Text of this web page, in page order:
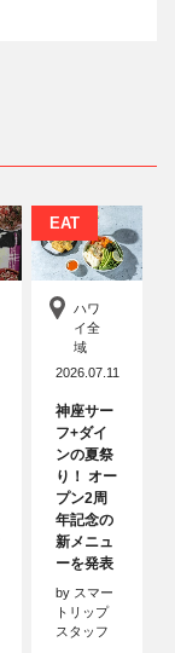
EAT
ハワ
イ全
域
2026.07.11
神座サー
フ+ダイ
ンの夏祭
り！ オー
プン2周
年記念の
新メニュ
ーを発表
by スマー
トリップ
スタッフ